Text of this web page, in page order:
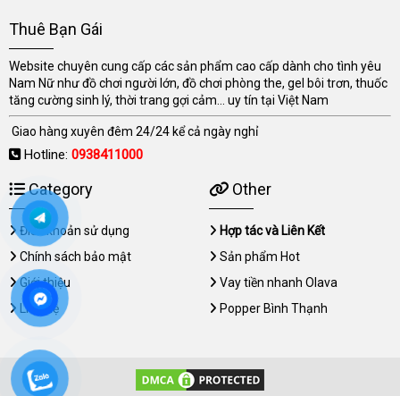
Thuê Bạn Gái
Website chuyên cung cấp các sản phẩm cao cấp dành cho tình yêu
Nam Nữ như đồ chơi người lớn, đồ chơi phòng the, gel bôi trơn, thuốc
tăng cường sinh lý, thời trang gợi cảm... uy tín tại Việt Nam
Giao hàng xuyên đêm 24/24 kể cả ngày nghỉ
Hotline: 0938411000
Category
Điều khoản sử dụng
Chính sách bảo mật
Giới thiệu
Liên hệ
Other
Hợp tác và Liên Kết
Sản phẩm Hot
Vay tiền nhanh Olava
Popper Bình Thạnh